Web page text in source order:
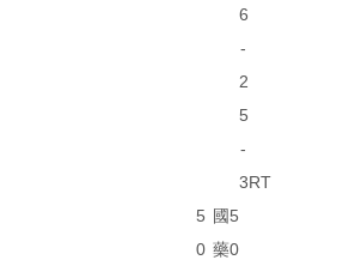
6
-
2
5
-
3RT
5
0
國
藥
5
0